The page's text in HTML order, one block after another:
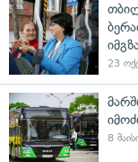
23
8